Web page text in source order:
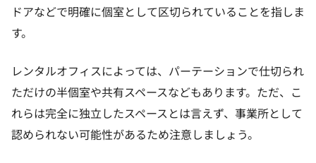
ドアなどで明確に個室として区切られていることを指しま
す。
レンタルオフィスによっては、パーテーションで仕切られ
ただけの半個室や共有スペースなどもあります。ただ、こ
れらは完全に独立したスペースとは言えず、事業所として
認められない可能性があるため注意しましょう。